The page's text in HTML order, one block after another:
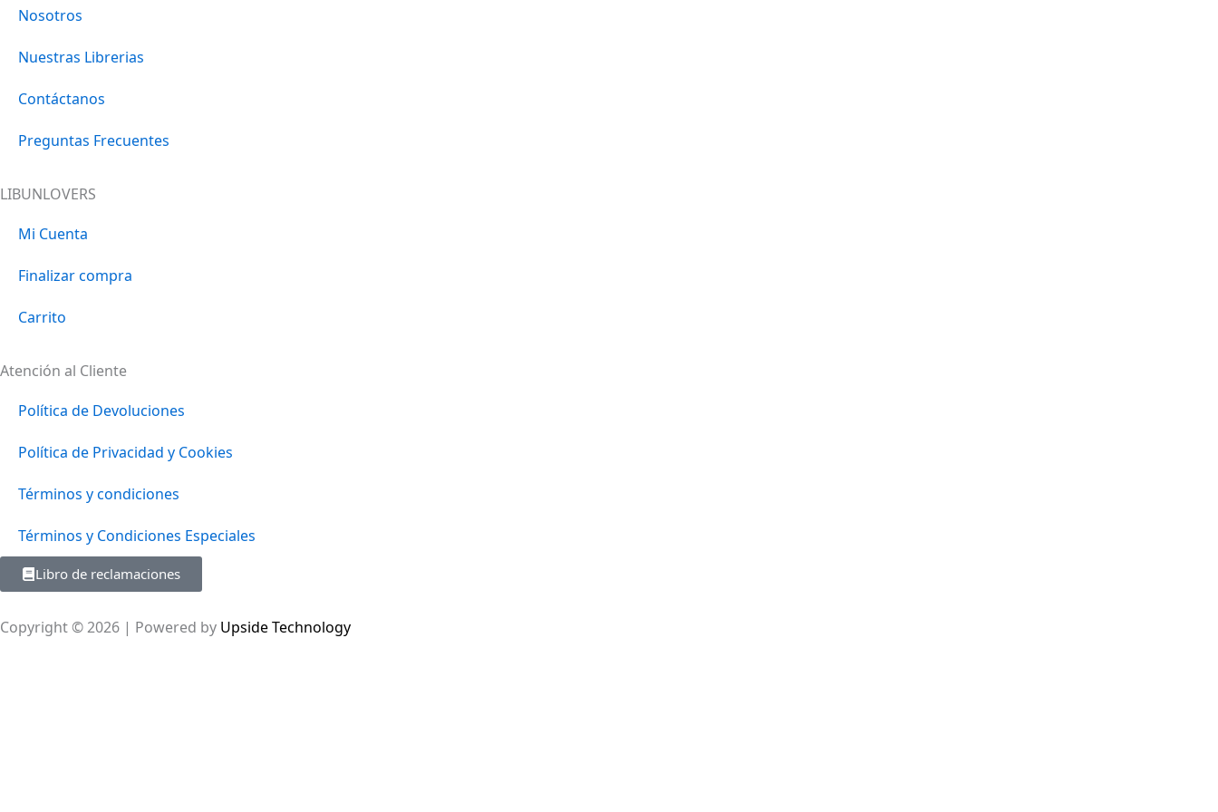
o
k
g
a
m
Nosotros
Nuestras Librerias
Contáctanos
Preguntas Frecuentes
LIBUNLOVERS
Mi Cuenta
Finalizar compra
Carrito
Atención al Cliente
Política de Devoluciones
Política de Privacidad y Cookies
Términos y condiciones
Términos y Condiciones Especiales
Libro de reclamaciones
Copyright © 2026 | Powered by Upside Technology